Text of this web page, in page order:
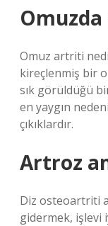
Omuz artriti
kireçlenmiş bir
sık görüldüğü
en yaygın
çıkıklardır.
Artroz
Diz osteoartriti
gidermek, işlevi